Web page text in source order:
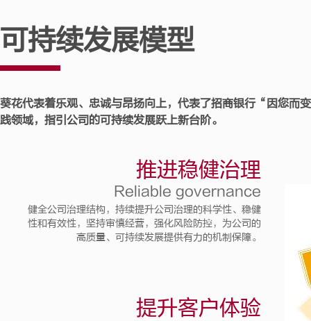
可持续发展模型
葵花代表着乐观、忠诚与昂扬向上，代表了招商银行“因您
践领域，指引公司的可持续发展跃上新台阶。
推进稳健治理
Reliable governance
健全公司治理结构，持续提升公司治理的科学性、稳健
性和有效性，坚持审慎经营，强化风险防控，为公司的
高质量、可持续发展提供有力的机制保障。
提升客户体验